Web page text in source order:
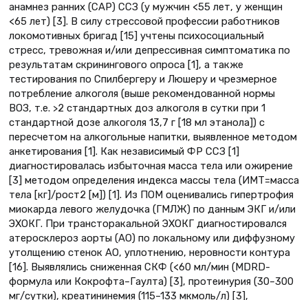
анамнез ранних (САР) ССЗ (у мужчин <55 лет, у женщин
<65 лет) [3]. В силу стрессовой профессии работников
локомотивных бригад [15] учтены психосоциальный
стресс, тревожная и/или депрессивная симптоматика по
результатам скринингового опроса [1], а также
тестирования по Спилбергеру и Люшеру и чрезмерное
потребление алкоголя (выше рекомендованной нормы
ВОЗ, т.е. >2 стандартных доз алкоголя в сутки при 1
стандартной дозе алкоголя 13,7 г [18 мл этанола]) с
пересчетом на алкогольные напитки, выявленное методом
анкетирования [1]. Как независимый ФР ССЗ [1]
диагностировалась избыточная масса тела или ожирение
[3] методом определения индекса массы тела (ИМТ=масса
тела [кг]/рост2 [м]) [1]. Из ПОМ оценивались гипертрофия
миокарда левого желудочка (ГМЛЖ) по данным ЭКГ и/или
ЭХОКГ. При трансторакальной ЭХОКГ диагностировался
атеросклероз аорты (АО) по локальному или диффузному
утолщению стенок АО, уплотнению, неровности контура
[16]. Выявлялись сниженная СКФ (<60 мл/мин (MDRD-
формула или Кокрофта–Гаулта) [3], протеинурия (30–300
мг/сутки), креатининемия (115–133 мкмоль/л) [3],